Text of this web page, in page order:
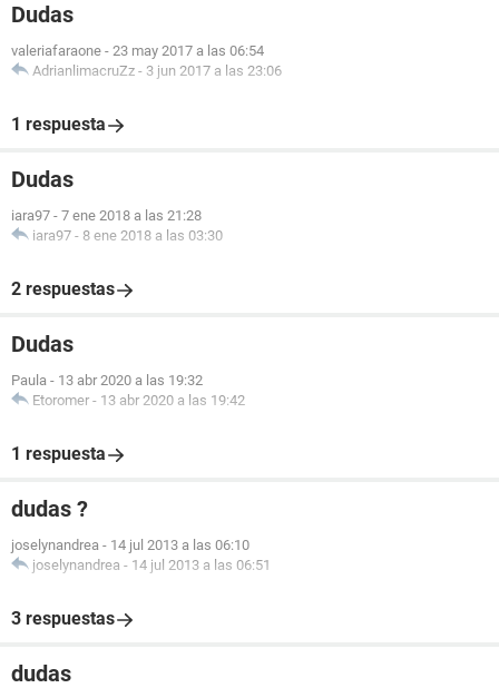
Dudas
valeriafaraone - 23 may 2017 a las 06:54
AdrianlimacruZz - 3 jun 2017 a las 23:06
1 respuesta
Dudas
iara97 - 7 ene 2018 a las 21:28
iara97 - 8 ene 2018 a las 03:30
2 respuestas
Dudas
Paula - 13 abr 2020 a las 19:32
Etoromer - 13 abr 2020 a las 19:42
1 respuesta
dudas ?
joselynandrea - 14 jul 2013 a las 06:10
joselynandrea - 14 jul 2013 a las 06:51
3 respuestas
dudas